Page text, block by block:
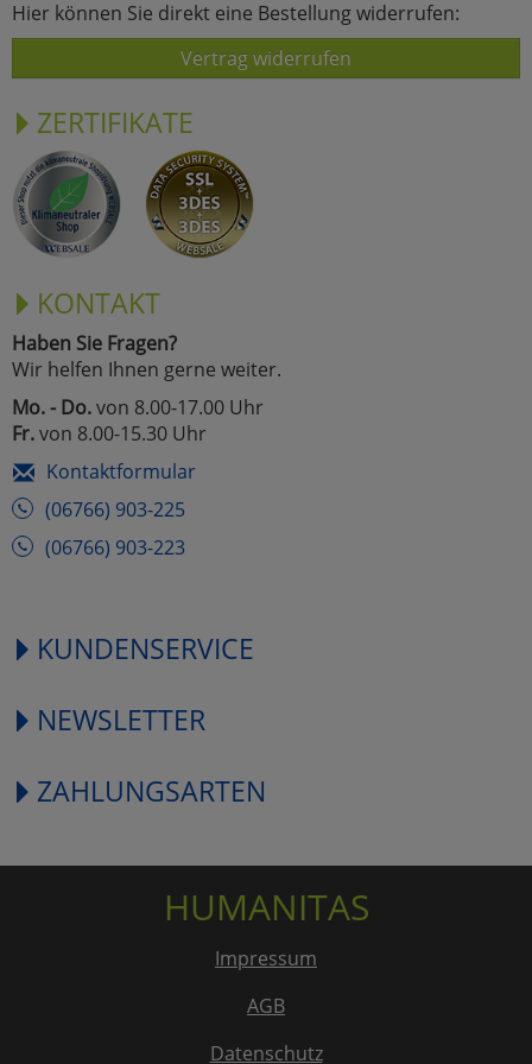
Hier können Sie direkt eine Bestellung widerrufen:
Vertrag widerrufen
ZERTIFIKATE
KONTAKT
Haben Sie Fragen?
Wir helfen Ihnen gerne weiter.
Mo. - Do.von 8.00-17.00 Uhr
Fr.von 8.00-15.30 Uhr
Kontaktformular
(06766) 903-225
(06766) 903-223
KUNDENSERVICE
NEWSLETTER
ZAHLUNGSARTEN
HUMANITAS
Impressum
AGB
Datenschutz